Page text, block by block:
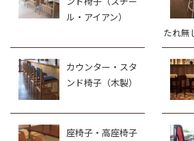
ル・アイアン）
たれ無
カウンター・スタ
ンド椅子（木製）
座椅子・高座椅子